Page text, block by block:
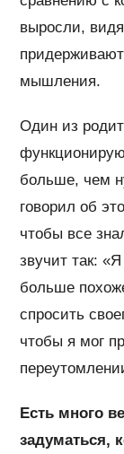
выросли,
мышления.
Один из
больше, чем
говорил об
чтобы все
звучит так:
больше
спросить
чтобы я мог
Есть много
задуматься,